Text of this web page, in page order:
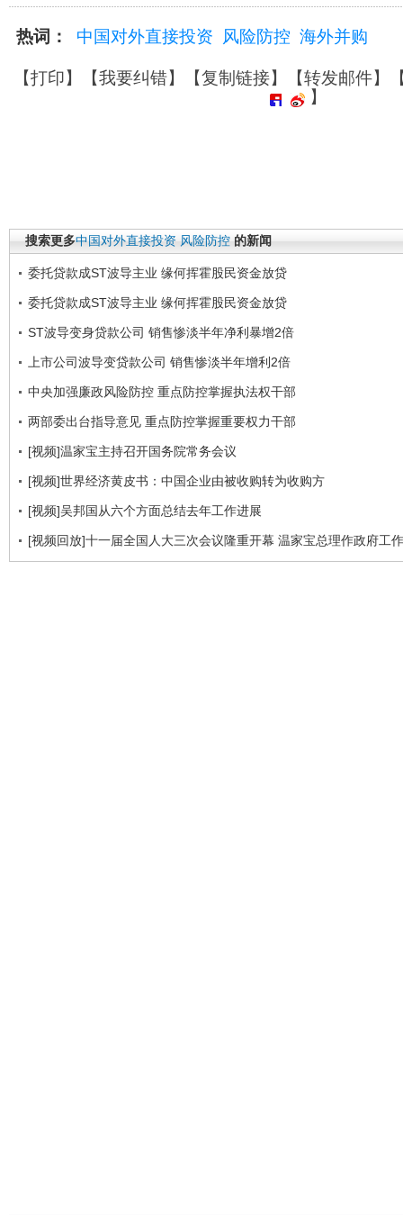
热词： 中国对外直接投资 风险防控 海外并购
【打印】【我要纠错】【复制链接】【转发邮件】
】
搜索更多中国对外直接投资 风险防控 的新闻
委托贷款成ST波导主业 缘何挥霍股民资金放贷
委托贷款成ST波导主业 缘何挥霍股民资金放贷
ST波导变身贷款公司 销售惨淡半年净利暴增2倍
上市公司波导变贷款公司 销售惨淡半年增利2倍
中央加强廉政风险防控 重点防控掌握执法权干部
两部委出台指导意见 重点防控掌握重要权力干部
[视频]温家宝主持召开国务院常务会议
[视频]世界经济黄皮书：中国企业由被收购转为收购方
[视频]吴邦国从六个方面总结去年工作进展
[视频回放]十一届全国人大三次会议隆重开幕 温家宝总理作政府工